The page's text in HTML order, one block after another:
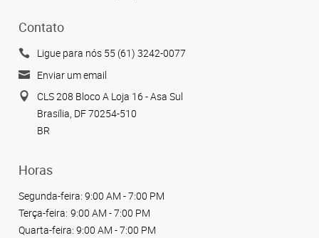
Contato
Ligue para nós 55 (61) 3242-0077
Enviar um email
CLS 208 Bloco A Loja 16 - Asa Sul
Brasília, DF 70254-510
BR
Horas
Segunda-feira: 9:00 AM - 7:00 PM
Terça-feira: 9:00 AM - 7:00 PM
Quarta-feira: 9:00 AM - 7:00 PM